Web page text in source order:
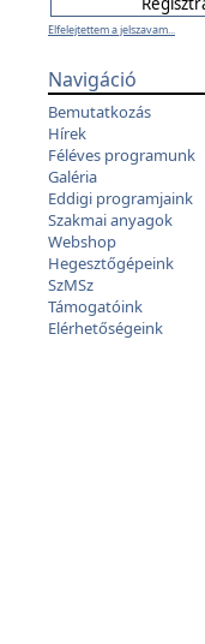
Elfelejtettem a jelszavam...
Navigáció
Bemutatkozás
Hírek
Féléves programunk
Galéria
Eddigi programjaink
Szakmai anyagok
Webshop
Hegesztőgépeink
SzMSz
Támogatóink
Elérhetőségeink